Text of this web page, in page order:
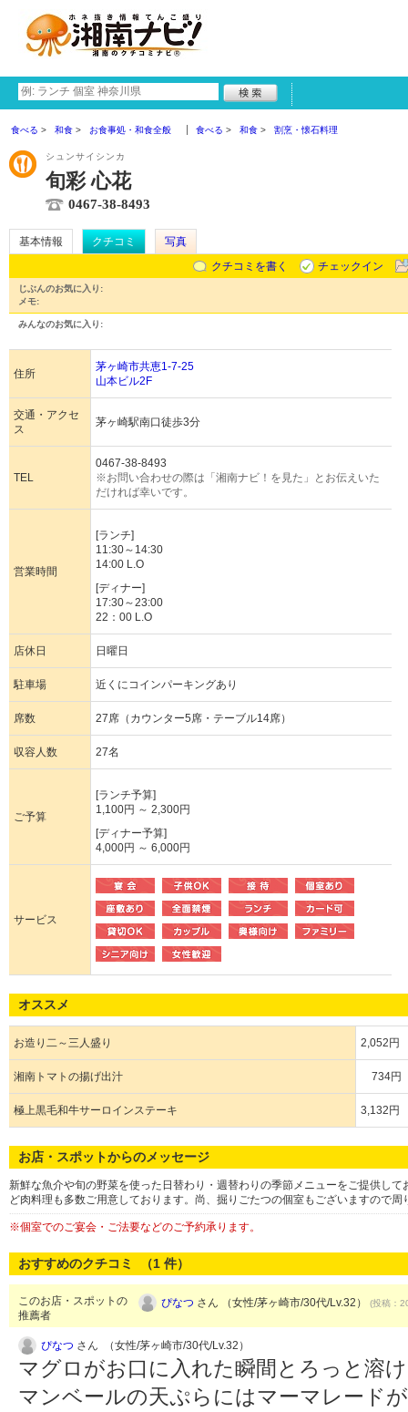
食べる 和食 お食事処・和食全般 食べる 和食 割烹・懐石料理
シュンサイシンカ
旬彩 心花
0467-38-8493
基本情報 クチコミ
写真
クチコミを書く
チェックイン
じぶんのお気に入り:
メモ:
みんなのお気に入り:
住所
茅ヶ崎市共恵1-7-25
山本ビル2F
交通・アクセ
ス
茅ヶ崎駅南口徒歩3分
TEL
0467-38-8493
※お問い合わせの際は「湘南ナビ！を見た」とお伝えいた
だければ幸いです。
営業時間
[ランチ]
11:30～14:30
14:00 L.O
[ディナー]
17:30～23:00
22：00 L.O
店休日 日曜日
駐車場 近くにコインパーキングあり
席数 27席（カウンター5席・テーブル14席）
収容人数 27名
ご予算
[ランチ予算]
1,100円 ～ 2,300円
[ディナー予算]
4,000円 ～ 6,000円
サービス
オススメ
お造り二～三人盛り 2,052円
湘南トマトの揚げ出汁 734円
極上黒毛和牛サーロインステーキ 3,132円
お店・スポットからのメッセージ
新鮮な魚介や旬の野菜を使った日替わり・週替わりの季節メニューをご提供し
ど肉料理も多数ご用意しております。尚、掘りごたつの個室もございますので
※個室でのご宴会・ご法要などのご予約承ります。
おすすめのクチコミ （1 件）
このお店・スポットの
推薦者
ぴなつ さん （女性/茅ヶ崎市/30代/Lv.32） (投稿：
ぴなつ さん （女性/茅ヶ崎市/30代/Lv.32）
マグロがお口に入れた瞬間とろっと溶
マンベールの天ぷらにはマーマレード